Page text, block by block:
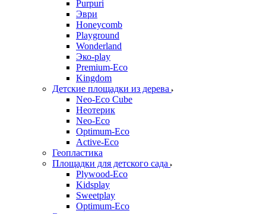
Purpuri
Эври
Honeycomb
Playground
Wonderland
Эко-play
Premium-Eco
Kingdom
Детские площадки из дерева
Neo-Eco Cube
Неотерик
Neo-Eco
Оptimum-Еco
Active-Eco
Геопластика
Площадки для детского сада
Plywood-Eco
Kidsplay
Sweetplay
Оptimum-Еco